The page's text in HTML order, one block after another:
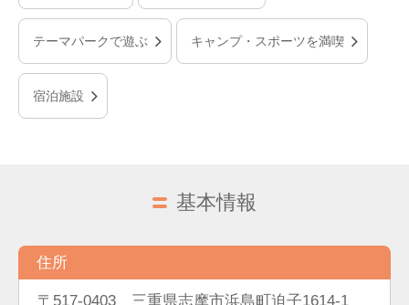
テーマパークで遊ぶ キャンプ・スポーツを満喫
宿泊施設
基本情報
住所
〒517-0403 三重県志摩市浜島町迫子1614-1